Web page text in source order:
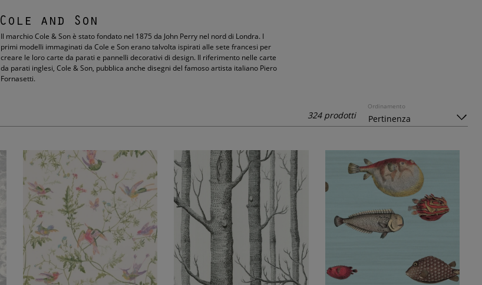
Cole and Son
Il marchio Cole & Son è stato fondato nel 1875 da John Perry nel nord di Londra. I
primi modelli immaginati da Cole e Son erano talvolta ispirati alle sete francesi per
creare le loro carte da parati e pannelli decorativi di design. Il riferimento nelle carte
da parati inglesi, Cole & Son, pubblica anche disegni del famoso artista italiano Piero
Fornasetti.
324 prodotti
Ordinamento